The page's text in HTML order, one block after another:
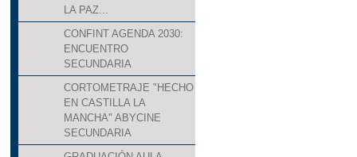
LA PAZ...
CONFINT AGENDA 2030:
ENCUENTRO
SECUNDARIA
CORTOMETRAJE "HECHO
EN CASTILLA LA
MANCHA" ABYCINE
SECUNDARIA